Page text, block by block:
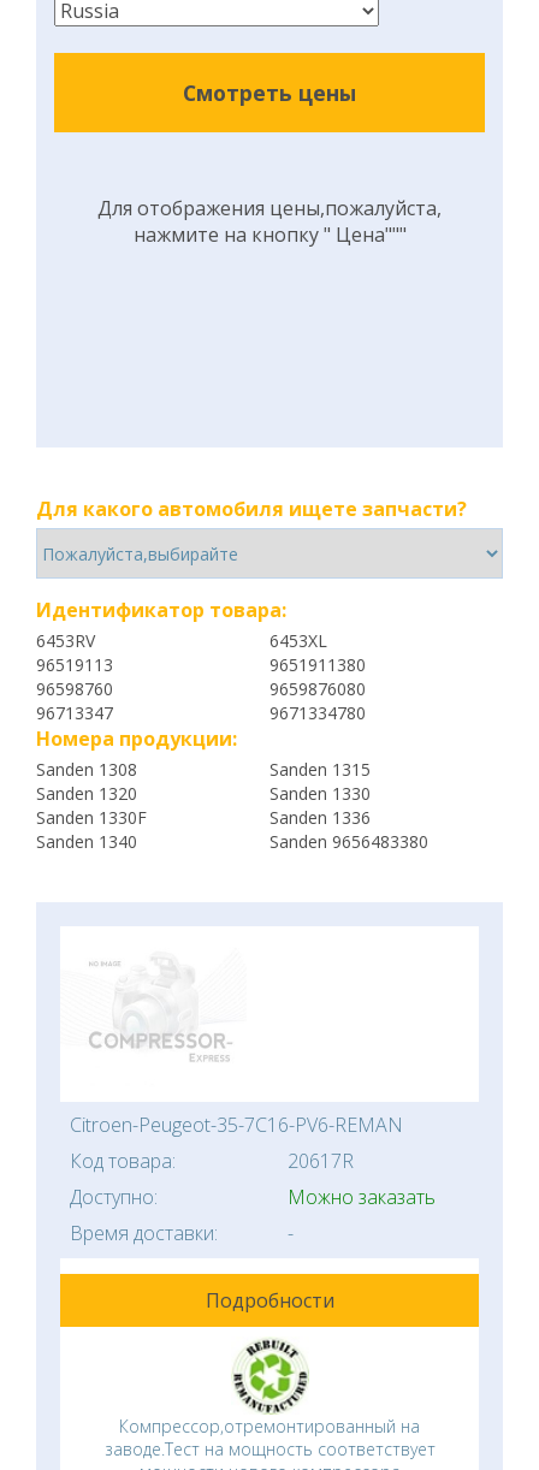
Смотреть цены
Для отображения цены,пожалуйста,
нажмите на кнопку " Цена"""
Для какого автомобиля ищете запчасти?
Идентификатор товара:
6453RV
6453XL
96519113
9651911380
96598760
9659876080
96713347
9671334780
Номера продукции:
Sanden 1308
Sanden 1315
Sanden 1320
Sanden 1330
Sanden 1330F
Sanden 1336
Sanden 1340
Sanden 9656483380
Citroen-Peugeot-35-7C16-PV6-REMAN
Код товара:
20617R
Доступно:
Можно заказать
Время доставки:
-
Подробности
Компрессор,отремонтированный на
заводе.Тест на мощность соответствует